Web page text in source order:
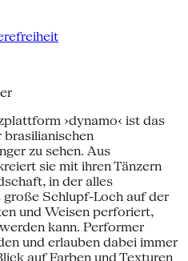
›dynamo‹ ist das
brasilianischen
zu sehen. Aus
sie mit ihren Tänzern
in der alles
Schlupf-Loch auf der
und Weisen perforiert,
kann. Performer
und erlauben dabei immer
auf Farben und Texturen